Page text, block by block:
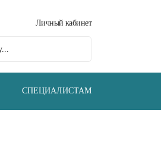
Личный кабинет
СПЕЦИАЛИСТАМ